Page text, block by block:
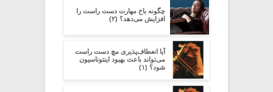
چگونه باخ مهارت دست راست را
افزایش می‌دهد؟ (۲)
آیا انعطاف‌پذیری مچ دست راست
می‌تواند باعث بهبود اینتوناسیون
شود؟ (۱)